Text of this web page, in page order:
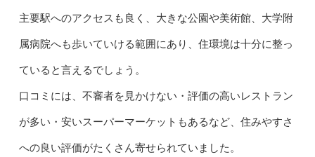
主要駅へのアクセスも良く、大きな公園や美術館、大学附
属病院へも歩いていける範囲にあり、住環境は十分に整っ
ていると言えるでしょう。
口コミには、不審者を見かけない・評価の高いレストラン
が多い・安いスーパーマーケットもあるなど、住みやすさ
への良い評価がたくさん寄せられていました。